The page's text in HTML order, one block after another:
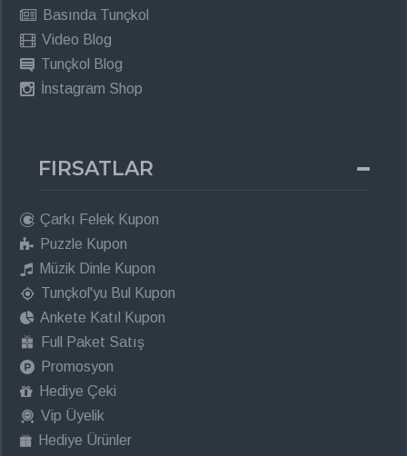
Basında Tunçkol
Video Blog
Tunçkol Blog
İnstagram Shop
FIRSATLAR
Çarkı Felek Kupon
Puzzle Kupon
Müzik Dinle Kupon
Tunçkol'yu Bul Kupon
Ankete Katıl Kupon
Full Paket Satış
Promosyon
Hediye Çeki
Vip Üyelik
Hediye Ürünler